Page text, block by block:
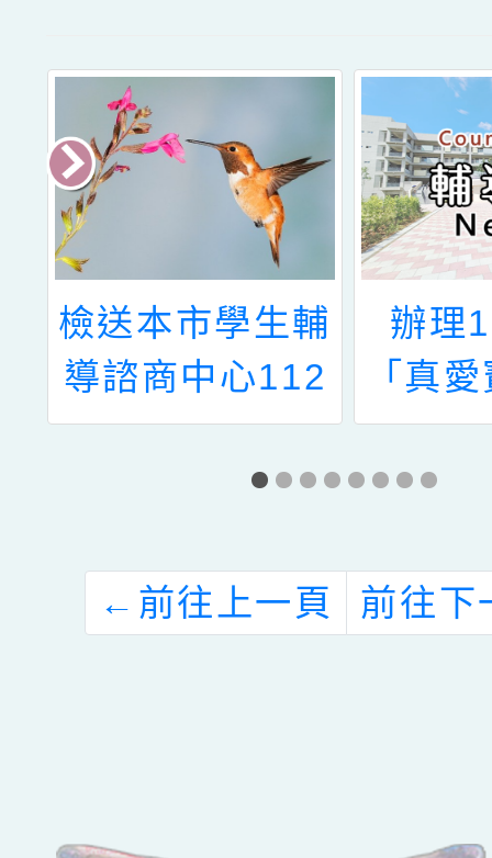
檢送本市學生輔
導諮商中心112
年度上半年高國
中小學學校心理
施計畫暨心衛諮
詢時間表1份，
辦理
「真
懷特
童活
← 前往上一頁 前往下